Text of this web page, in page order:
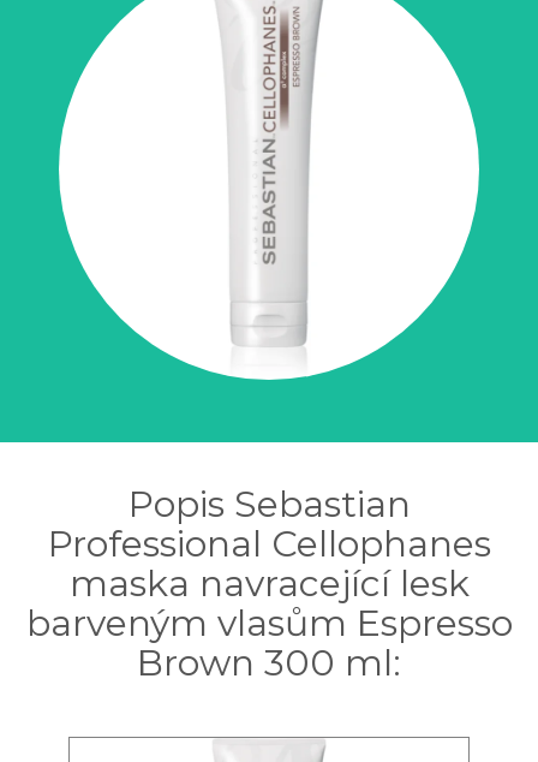
Popis Sebastian
Professional Cellophanes
maska navracející lesk
barveným vlasům Espresso
Brown 300 ml: